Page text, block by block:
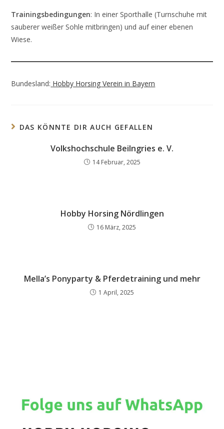
Trainingsbedingungen: In einer Sporthalle (Turnschuhe mit
sauberer weißer Sohle mitbringen) und auf einer ebenen
Wiese.
Bundesland: Hobby Horsing Verein in Bayern
DAS KÖNNTE DIR AUCH GEFALLEN
Volkshochschule Beilngries e. V.
14 Februar, 2025
Hobby Horsing Nördlingen
16 März, 2025
Mella’s Ponyparty & Pferdetraining und mehr
1 April, 2025